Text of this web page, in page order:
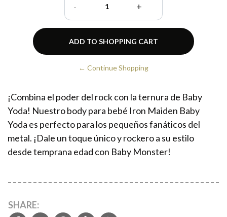
- +
← Continue Shopping
¡Combina el poder del rock con la ternura de Baby
Yoda! Nuestro body para bebé Iron Maiden Baby
Yoda es perfecto para los pequeños fanáticos del
metal. ¡Dale un toque único y rockero a su estilo
desde temprana edad con Baby Monster!
SHARE: